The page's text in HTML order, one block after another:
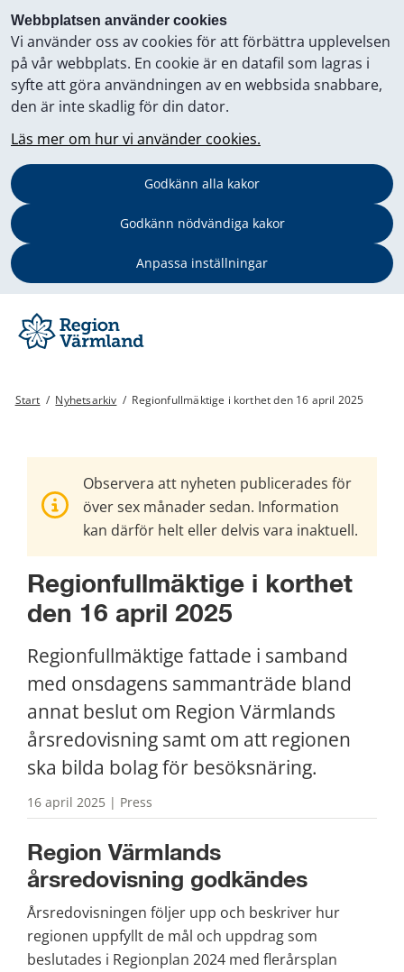
Webbplatsen använder cookies
Vi använder oss av cookies för att förbättra upplevelsen
på vår webbplats. En cookie är en datafil som lagras i
syfte att göra användningen av en webbsida snabbare,
den är inte skadlig för din dator.
Läs mer om hur vi använder cookies.
Godkänn alla kakor
Godkänn nödvändiga kakor
Anpassa inställningar
Start / Nyhetsarkiv / Regionfullmäktige i korthet den 16 april 2025
Observera att nyheten publicerades för
över sex månader sedan. Information
kan därför helt eller delvis vara inaktuell.
Regionfullmäktige i korthet
den 16 april 2025
Regionfullmäktige fattade i samband
med onsdagens sammanträde bland
annat beslut om Region Värmlands
årsredovisning samt om att regionen
ska bilda bolag för besöksnäring.
16 april 2025 | Press
Region Värmlands
årsredovisning godkändes
Årsredovisningen följer upp och beskriver hur
regionen uppfyllt de mål och uppdrag som
beslutades i Regionplan 2024 med flerårsplan